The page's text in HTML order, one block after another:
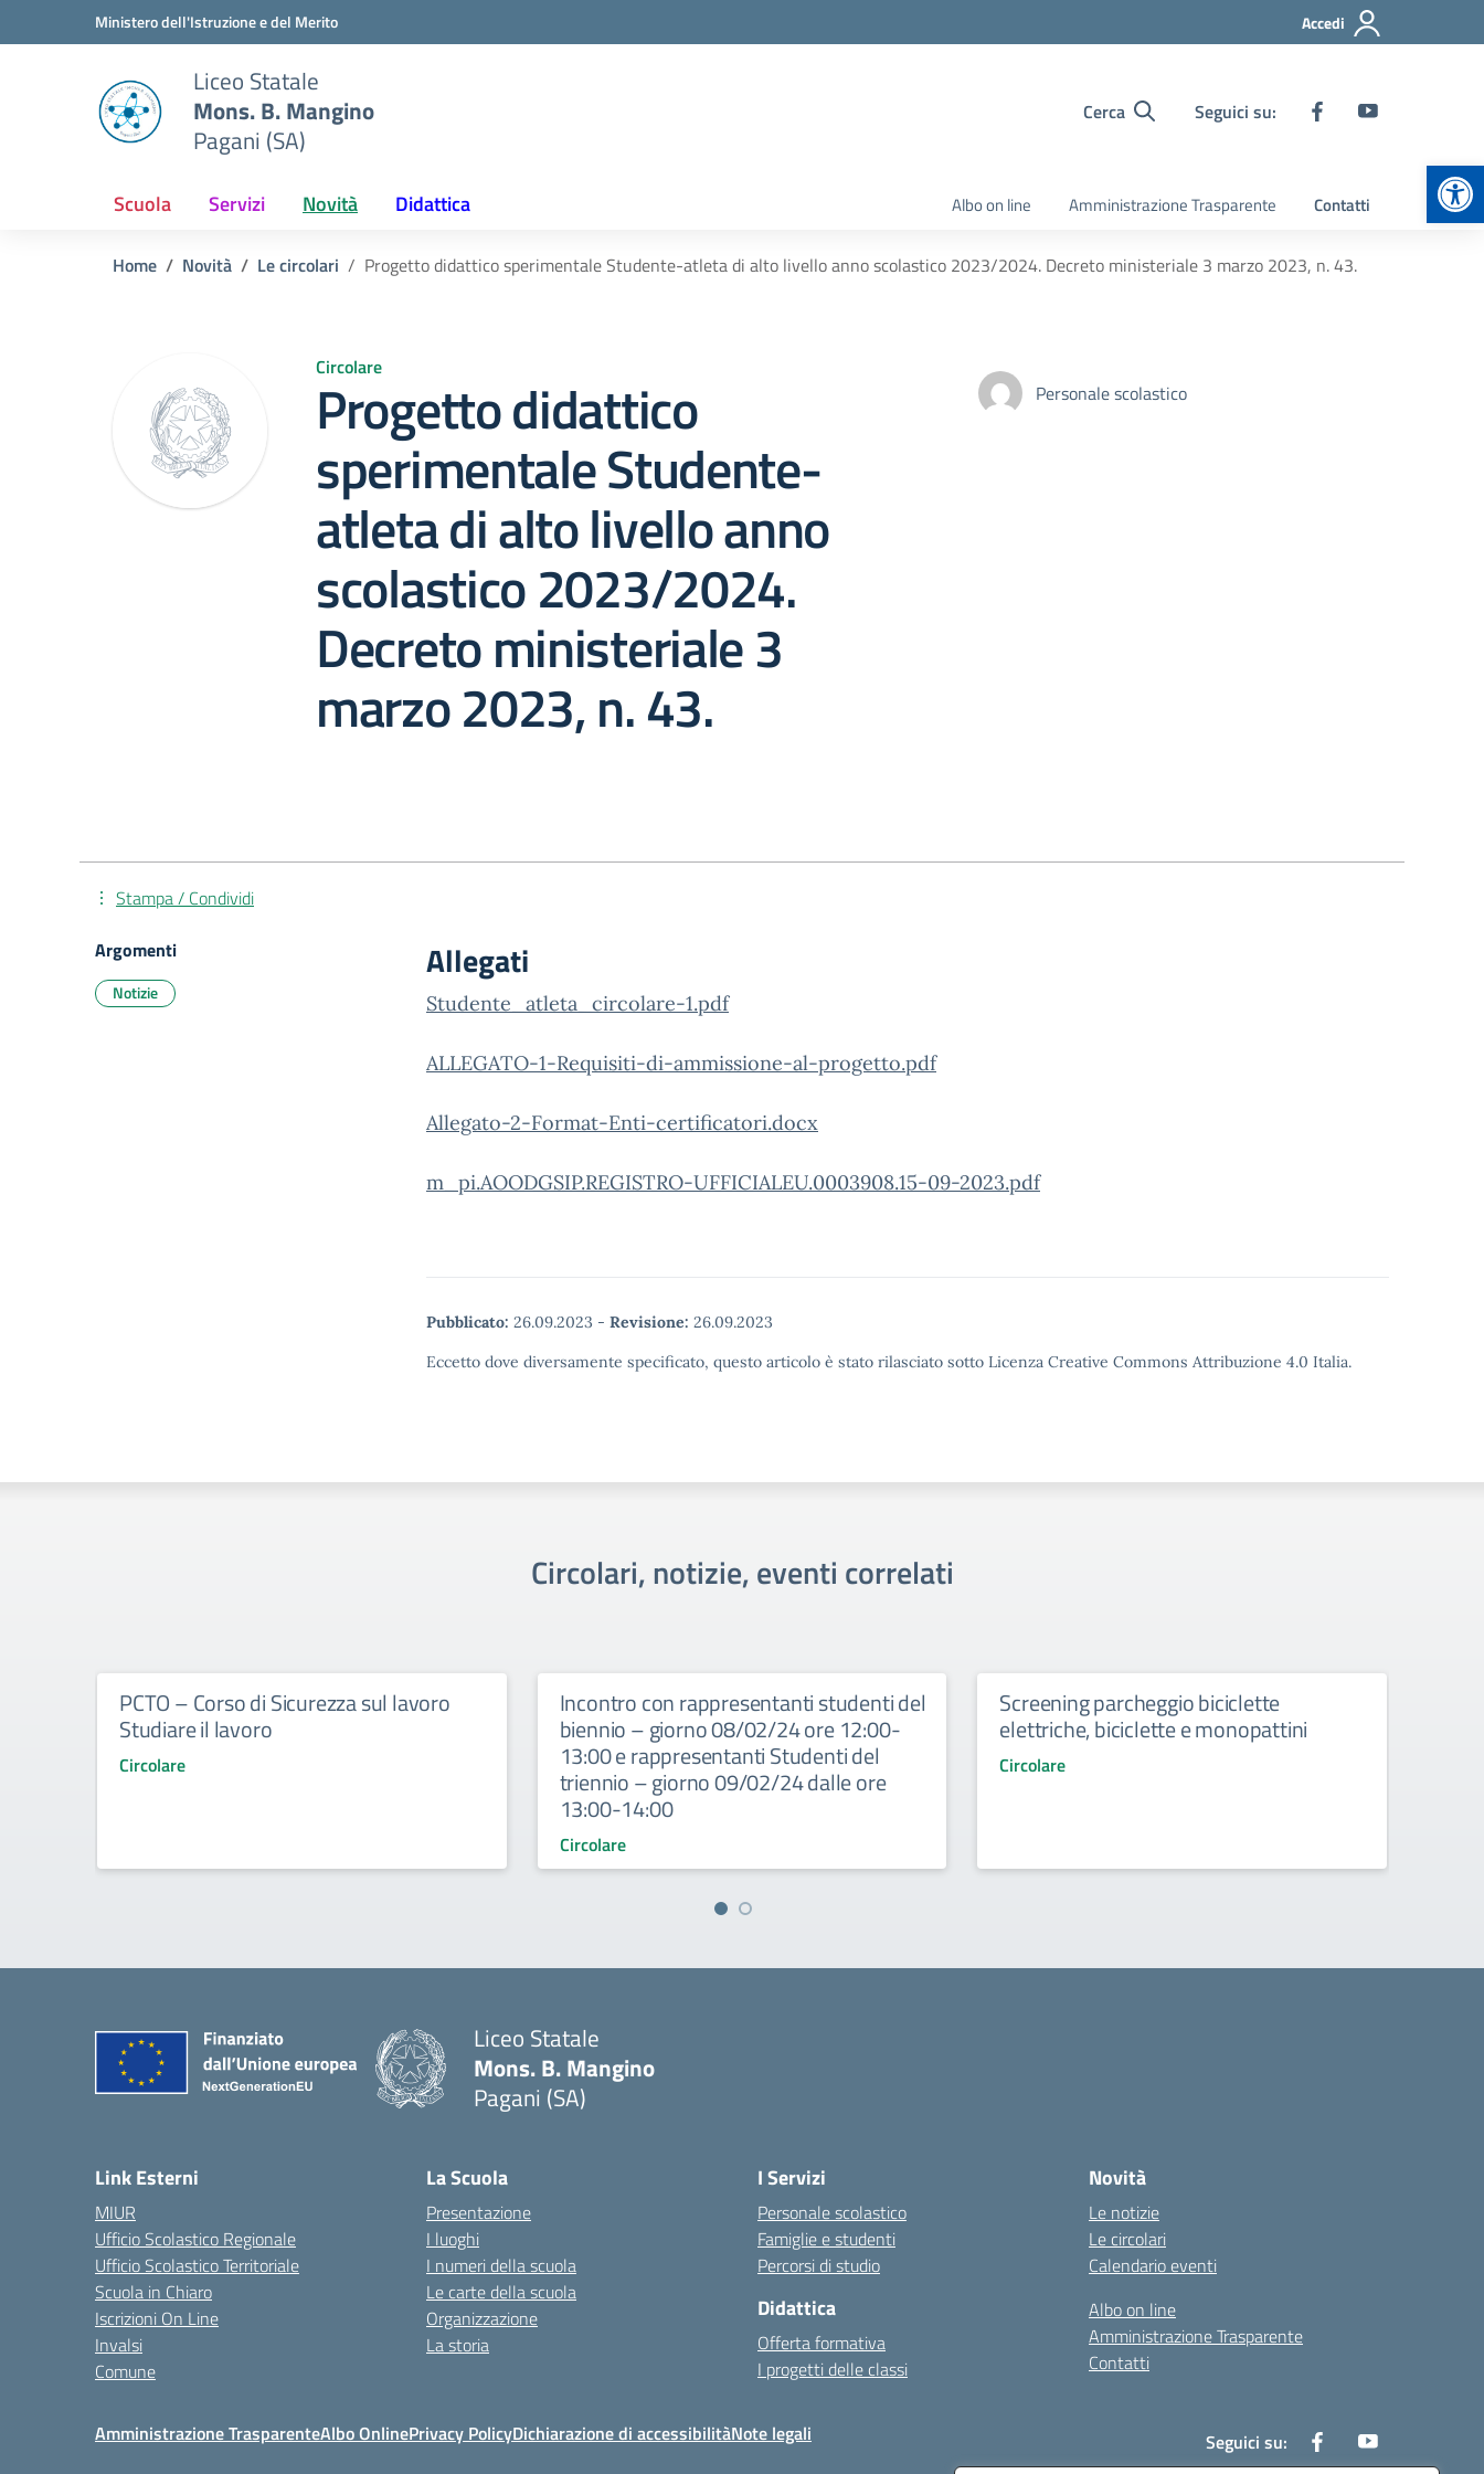
Vai ai contenuti
Vai al menu di navigazioneMinistero dell'Istruzione e del Merito Accedi
Liceo Statale
Mons. B. Mangino
Pagani (SA)
Cerca Seguici su:
Scuola Servizi Novità Didattica Albo on line Amministrazione Trasparente Contatti
Home Novità Le circolari Progetto didattico sperimentale Studente-atleta di alto livello anno scolastico 2023/2024. Decreto ministeriale 3 marzo 2023, n. 43.
Circolare
Progetto didattico
sperimentale Studente-
atleta di alto livello anno
scolastico 2023/2024.
Decreto ministeriale 3
marzo 2023, n. 43.
Personale scolastico
Allegati
Studente_atleta_circolare-1.pdf
ALLEGATO-1-Requisiti-di-ammissione-al-progetto.pdf
Allegato-2-Format-Enti-certificatori.docx
m_pi.AOODGSIP.REGISTRO-UFFICIALEU.0003908.15-09-2023.pdf
Pubblicato: 26.09.2023 - Revisione: 26.09.2023
Eccetto dove diversamente specificato, questo articolo è stato rilasciato sotto Licenza Creative Commons Attribuzione 4.0 Italia.
Stampa / Condividi
Argomenti
Notizie
Circolari, notizie, eventi correlati
PCTO – Corso di Sicurezza sul lavoro
Studiare il lavoro
Circolare
Incontro con rappresentanti studenti del
biennio – giorno 08/02/24 ore 12:00-
13:00 e rappresentanti Studenti del
triennio – giorno 09/02/24 dalle ore
13:00-14:00
Circolare
Screening parcheggio biciclette
elettriche, biciclette e monopattini
Circolare
Liceo Statale
Mons. B. Mangino
Pagani (SA)
Link Esterni
MIUR
Ufficio Scolastico Regionale
Ufficio Scolastico Territoriale
Scuola in Chiaro
Iscrizioni On Line
Invalsi
Comune
La Scuola
Presentazione
I luoghi
I numeri della scuola
Le carte della scuola
Organizzazione
La storia
I Servizi
Personale scolastico
Famiglie e studenti
Percorsi di studio
Didattica
Offerta formativa
I progetti delle classi
Novità
Le notizie
Le circolari
Calendario eventi
Albo on line
Amministrazione Trasparente
Contatti
Amministrazione TrasparenteAlbo OnlinePrivacy PolicyDichiarazione di accessibilitàNote legali Seguici su: